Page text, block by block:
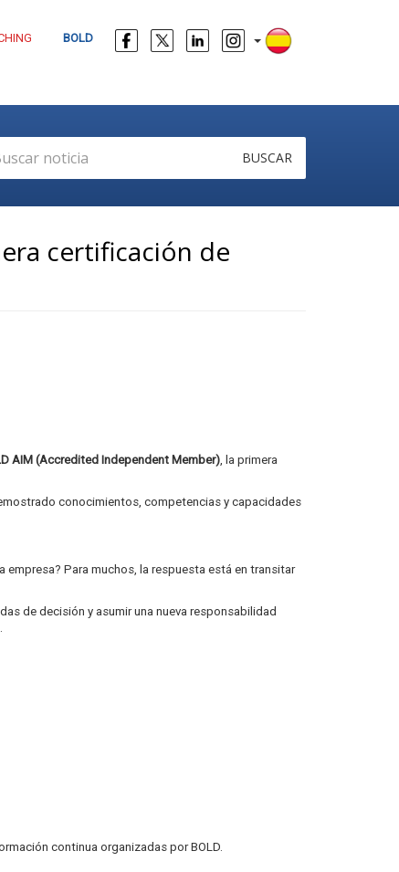
BOLD
BUSCAR
certificación de
AIM (Accredited Independent Member) , la primera
conocimientos, competencias y capacidades
empresa? Para muchos, la respuesta está en transitar
de decisión y asumir una nueva responsabilidad
continua organizadas por BOLD.